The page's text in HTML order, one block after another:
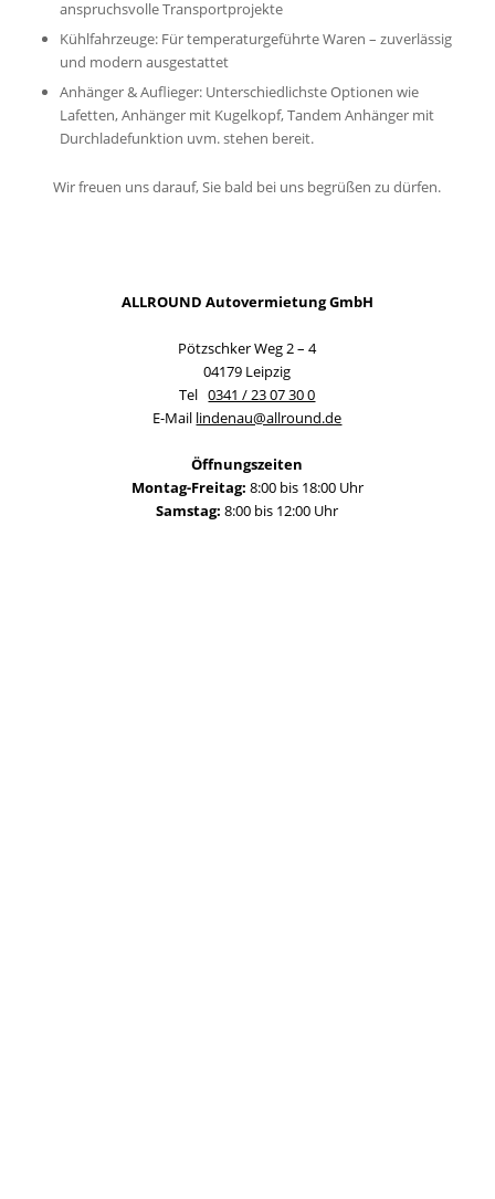
anspruchsvolle Transportprojekte
Kühlfahrzeuge: Für temperaturgeführte Waren – zuverlässig
und modern ausgestattet
Anhänger & Auflieger: Unterschiedlichste Optionen wie
Lafetten, Anhänger mit Kugelkopf, Tandem Anhänger mit
Durchladefunktion uvm. stehen bereit.
Wir freuen uns darauf, Sie bald bei uns begrüßen zu dürfen.
ALLROUND Autovermietung GmbH
Pötzschker Weg 2 – 4
04179 Leipzig
Tel0341 / 23 07 30 0
E-Mail lindenau@allround.de
Öffnungszeiten
Montag-Freitag: 8:00 bis 18:00 Uhr
Samstag:8:00 bis 12:00 Uhr